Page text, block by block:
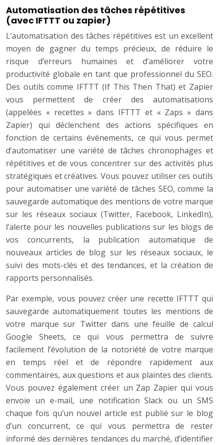
Automatisation des tâches répétitives
(avec IFTTT ou zapier)
L’automatisation des tâches répétitives est un excellent
moyen de gagner du temps précieux, de réduire le
risque d’erreurs humaines et d’améliorer votre
productivité globale en tant que professionnel du SEO.
Des outils comme IFTTT (If This Then That) et Zapier
vous permettent de créer des automatisations
(appelées « recettes » dans IFTTT et « Zaps » dans
Zapier) qui déclenchent des actions spécifiques en
fonction de certains événements, ce qui vous permet
d’automatiser une variété de tâches chronophages et
répétitives et de vous concentrer sur des activités plus
stratégiques et créatives. Vous pouvez utiliser ces outils
pour automatiser une variété de tâches SEO, comme la
sauvegarde automatique des mentions de votre marque
sur les réseaux sociaux (Twitter, Facebook, LinkedIn),
l’alerte pour les nouvelles publications sur les blogs de
vos concurrents, la publication automatique de
nouveaux articles de blog sur les réseaux sociaux, le
suivi des mots-clés et des tendances, et la création de
rapports personnalisés.
Par exemple, vous pouvez créer une recette IFTTT qui
sauvegarde automatiquement toutes les mentions de
votre marque sur Twitter dans une feuille de calcul
Google Sheets, ce qui vous permettra de suivre
facilement l’évolution de la notoriété de votre marque
en temps réel et de répondre rapidement aux
commentaires, aux questions et aux plaintes des clients.
Vous pouvez également créer un Zap Zapier qui vous
envoie un e-mail, une notification Slack ou un SMS
chaque fois qu’un nouvel article est publié sur le blog
d’un concurrent, ce qui vous permettra de rester
informé des dernières tendances du marché, d’identifier